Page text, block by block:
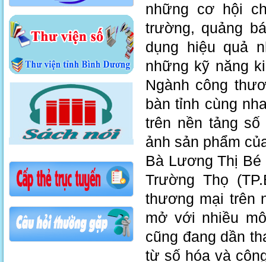
những cơ hội
trường, quảng
dụng hiệu quả
những kỹ năng
Ngành công
bàn tỉnh cùng
trên nền tảng
ảnh sản phẩm
Bà Lương Thị Bé
Trường Thọ
thương mại trên
mở với nhiều
cũng đang dần
từ số hóa và